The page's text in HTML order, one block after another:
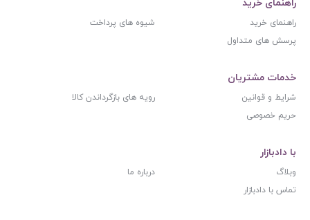
راهنمای خرید
راهنمای خرید
شیوه های پرداخت
پرسش های متداول
خدمات مشتریان
شرایط و قوانین
رویه های بازگرداندن کالا
حریم خصوصی
با دادبازار
وبلاگ
درباره ما
تماس با دادبازار